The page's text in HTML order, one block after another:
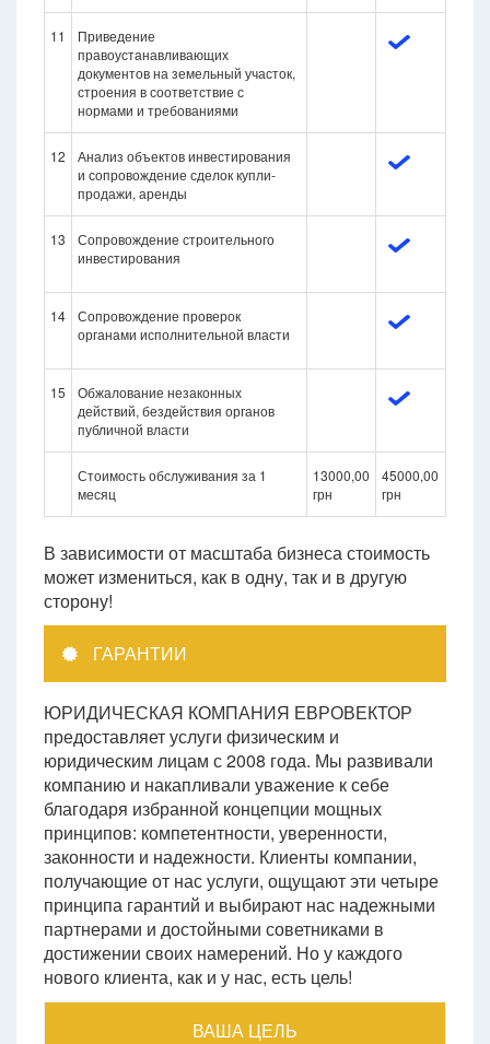
11
Приведение
правоустанавливающих
документов на земельный участок,
строения в соответствие с
нормами и требованиями
12
Анализ объектов инвестирования
и сопровождение сделок купли-
продажи, аренды
13
Сопровождение строительного
инвестирования
14
Сопровождение проверок
органами исполнительной власти
15
Обжалование незаконных
действий, бездействия органов
публичной власти
Стоимость обслуживания за 1
месяц
13000,00
грн
45000,00
грн
В зависимости от масштаба бизнеса стоимость
может измениться, как в одну, так и в другую
сторону!
ГАРАНТИИ
ЮРИДИЧЕСКАЯ КОМПАНИЯ ЕВРОВЕКТОР
предоставляет услуги физическим и
юридическим лицам с 2008 года. Мы развивали
компанию и накапливали уважение к себе
благодаря избранной концепции мощных
принципов: компетентности, уверенности,
законности и надежности. Клиенты компании,
получающие от нас услуги, ощущают эти четыре
принципа гарантий и выбирают нас надежными
партнерами и достойными советниками в
достижении своих намерений. Но у каждого
нового клиента, как и у нас, есть цель!
ВАША ЦЕЛЬ